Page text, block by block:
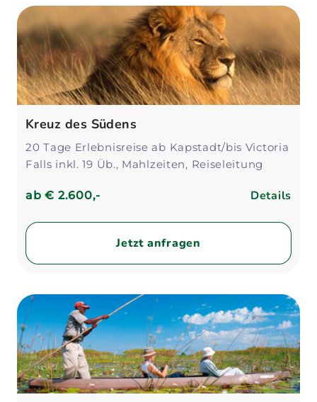
Kreuz des Südens
20 Tage Erlebnisreise ab Kapstadt/bis Victoria
Falls inkl. 19 Üb., Mahlzeiten, Reiseleitung
ab€ 2.600,- Details
Jetzt anfragen